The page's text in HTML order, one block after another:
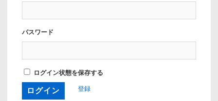
パスワード
ログイン状態を保存する
登録